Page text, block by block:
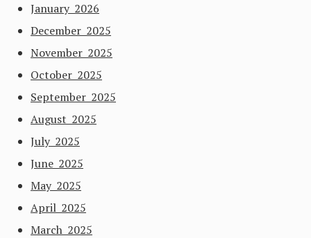
January 2026
December 2025
November 2025
October 2025
September 2025
August 2025
July 2025
June 2025
May 2025
April 2025
March 2025